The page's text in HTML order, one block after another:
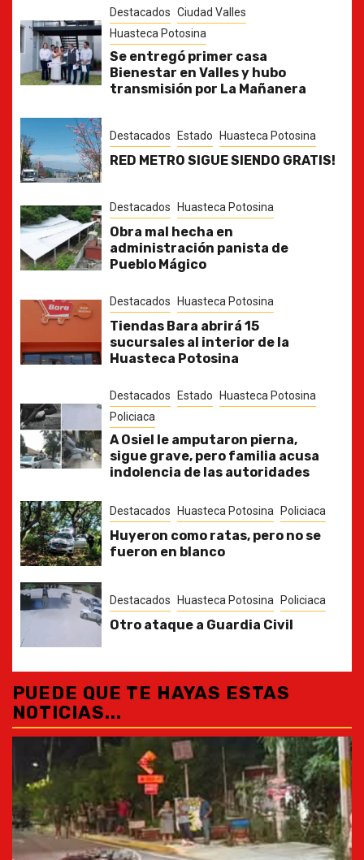
Destacados Ciudad Valles
Huasteca Potosina
Se entregó primer casa
Bienestar en Valles y hubo
transmisión por La Mañanera
Destacados Estado Huasteca Potosina
RED METRO SIGUE SIENDO GRATIS!
Destacados Huasteca Potosina
Obra mal hecha en
administración panista de
Pueblo Mágico
Destacados Huasteca Potosina
Tiendas Bara abrirá 15
sucursales al interior de la
Huasteca Potosina
Destacados Estado
Huasteca Potosina
Policiaca
A Osiel le amputaron pierna,
sigue grave, pero familia acusa
indolencia de las autoridades
Destacados Huasteca Potosina Policiaca
Huyeron como ratas, pero no se
fueron en blanco
Destacados Huasteca Potosina Policiaca
Otro ataque a Guardia Civil
PUEDE QUE TE HAYAS ESTAS
NOTICIAS...